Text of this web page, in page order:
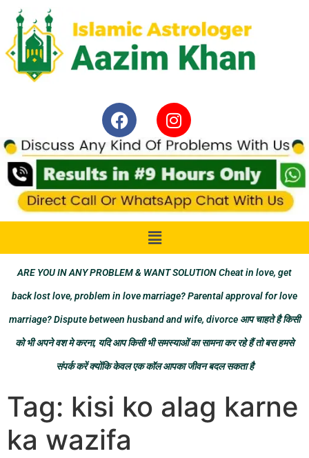
ARE YOU IN ANY PROBLEM & WANT SOLUTION Cheat in love, get
back lost love, problem in love marriage? Parental approval for love
marriage? Dispute between husband and wife, divorce आप चाहते है किसी
को भी अपने वश मे करना, यदि आप किसी भी समस्याओं का सामना कर रहे हैं तो बस हमसे
संपर्क करें क्योंकि केवल एक कॉल आपका जीवन बदल सकता है
Tag: kisi ko alag karne
ka wazifa